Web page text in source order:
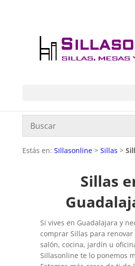
Estás en: Sillasonline> Sillas >
Sillas
Si vives en Guadalajara y
comprar Sillas para
salón, cocina, jardín u
Sillasonline te lo ponemos